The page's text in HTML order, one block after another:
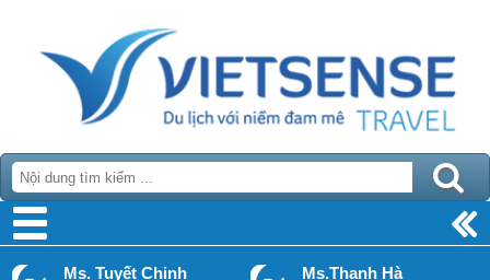
Ms. Tuyết Chinh Ms.Thanh Hà